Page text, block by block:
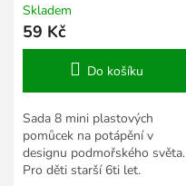
Skladem
59 Kč
Do košíku
Sada 8 mini plastových
pomůcek na potápění v
designu podmořského světa.
Pro děti starší 6ti let.